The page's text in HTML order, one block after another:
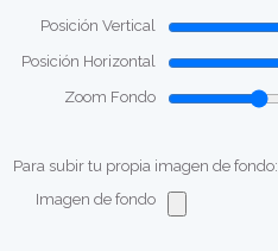
Posición Vertical
Posición Horizontal
Zoom Fondo
Para subir tu propia imagen de fondo:
Imagen de fondo